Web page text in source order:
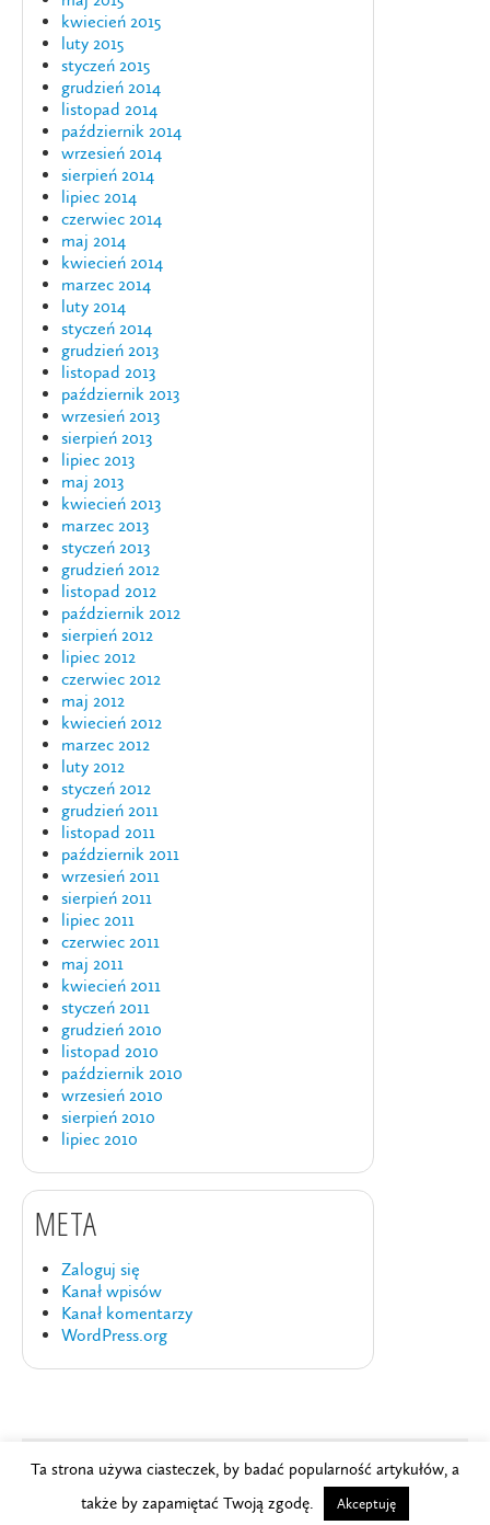
kwiecień 2015
luty 2015
styczeń 2015
grudzień 2014
listopad 2014
październik 2014
wrzesień 2014
sierpień 2014
lipiec 2014
czerwiec 2014
maj 2014
kwiecień 2014
marzec 2014
luty 2014
styczeń 2014
grudzień 2013
listopad 2013
październik 2013
wrzesień 2013
sierpień 2013
lipiec 2013
maj 2013
kwiecień 2013
marzec 2013
styczeń 2013
grudzień 2012
listopad 2012
październik 2012
sierpień 2012
lipiec 2012
czerwiec 2012
maj 2012
kwiecień 2012
marzec 2012
luty 2012
styczeń 2012
grudzień 2011
listopad 2011
październik 2011
wrzesień 2011
sierpień 2011
lipiec 2011
czerwiec 2011
maj 2011
kwiecień 2011
styczeń 2011
grudzień 2010
listopad 2010
październik 2010
wrzesień 2010
sierpień 2010
lipiec 2010
META
Zaloguj się
Kanał wpisów
Kanał komentarzy
WordPress.org
Copyright © 2024Szkoła Brydża PZBS.
Powered byWordPressand Studio Multimedialne ljasinski.pl
Ta strona używa ciasteczek, by badać popularność artykułów, a
także by zapamiętać Twoją zgodę.
Akceptuję